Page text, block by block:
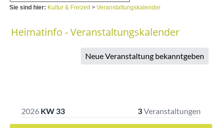
Sie sind hier: Kultur & Freizeit>Veranstaltungskalender
Heimatinfo - Veranstaltungskalender